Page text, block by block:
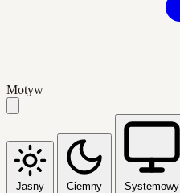
Motyw
Jasny Ciemny Systemowy